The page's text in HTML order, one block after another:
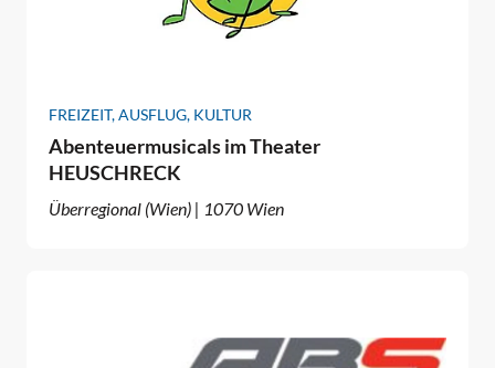
FREIZEIT, AUSFLUG, KULTUR
Abenteuermusicals im Theater
HEUSCHRECK
Überregional (Wien) | 1070 Wien